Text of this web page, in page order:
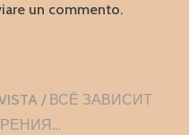
un commento.
VISTA / ВСЁ ЗАВИСИТ